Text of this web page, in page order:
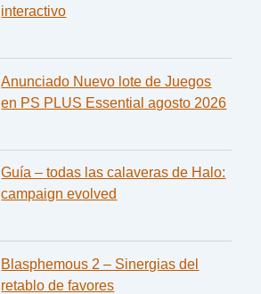
interactivo
Anunciado Nuevo lote de Juegos
en PS PLUS Essential agosto 2026
Guía – todas las calaveras de Halo:
campaign evolved
Blasphemous 2 – Sinergias del
retablo de favores